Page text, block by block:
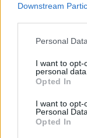
Downstream
Please note that
not limited to
grant or deny
use your data for
consent section.
Personal
I want to opt-
personal data.
Opted In
I want to opt-
Personal Data.
Opted In